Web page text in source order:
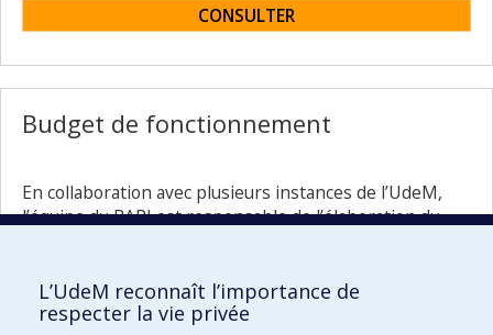
CONSULTER
Budget de fonctionnement
En collaboration avec plusieurs instances de l’UdeM,
l’équipe du BAPI est responsable de l’élaboration du
CONSULTER LE BUDGET 2026-2027
L’UdeM reconnaît l’importance de
respecter la vie privée